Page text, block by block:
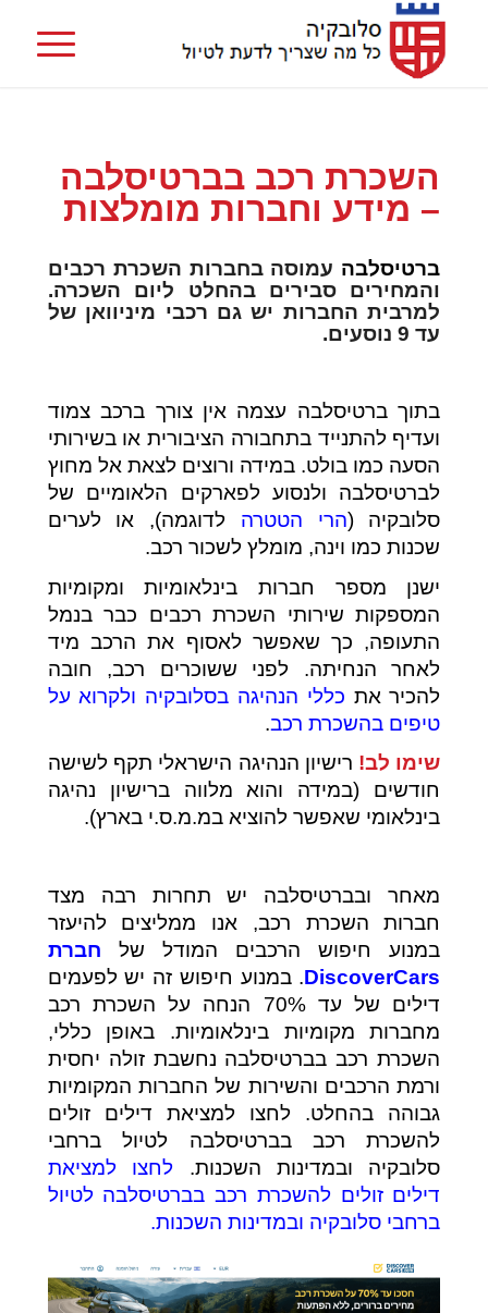
השכרת רכב בברטיסלבה
– מידע וחברות מומלצות
ברטיסלבה עמוסה בחברות השכרת רכבים
והמחירים סבירים בהחלט ליום השכרה.
למרבית החברות יש גם רכבי מיניוואן של
עד 9 נוסעים.
בתוך ברטיסלבה עצמה אין צורך ברכב צמוד
ועדיף להתנייד בתחבורה הציבורית או בשירותי
הסעה כמו בולט. במידה ורוצים לצאת אל מחוץ
לברטיסלבה ולנסוע לפארקים הלאומיים של
סלובקיה (הרי הטטרה לדוגמה), או לערים
שכנות כמו וינה, מומלץ לשכור רכב.
ישנן מספר חברות בינלאומיות ומקומיות
המספקות שירותי השכרת רכבים כבר בנמל
התעופה, כך שאפשר לאסוף את הרכב מיד
לאחר הנחיתה. לפני ששוכרים רכב, חובה
להכיר את כללי הנהיגה בסלובקיה ולקרוא על
טיפים בהשכרת רכב.
שימו לב! רישיון הנהיגה הישראלי תקף לשישה
חודשים (במידה והוא מלווה ברישיון נהיגה
בינלאומי שאפשר להוציא במ.מ.ס.י בארץ).
מאחר ובברטיסלבה יש תחרות רבה מצד
חברות השכרת רכב, אנו ממליצים להיעזר
במנוע חיפוש הרכבים המודל של חברת
DiscoverCars. במנוע חיפוש זה יש לפעמים
דילים של עד 70% הנחה על השכרת רכב
מחברות מקומיות בינלאומיות. באופן כללי,
השכרת רכב בברטיסלבה נחשבת זולה יחסית
ורמת הרכבים והשירות של החברות המקומיות
גבוהה בהחלט. לחצו למציאת דילים זולים
להשכרת רכב בברטיסלבה לטיול ברחבי
סלובקיה ובמדינות השכנות. לחצו למציאת
דילים זולים להשכרת רכב בברטיסלבה לטיול
ברחבי סלובקיה ובמדינות השכנות.